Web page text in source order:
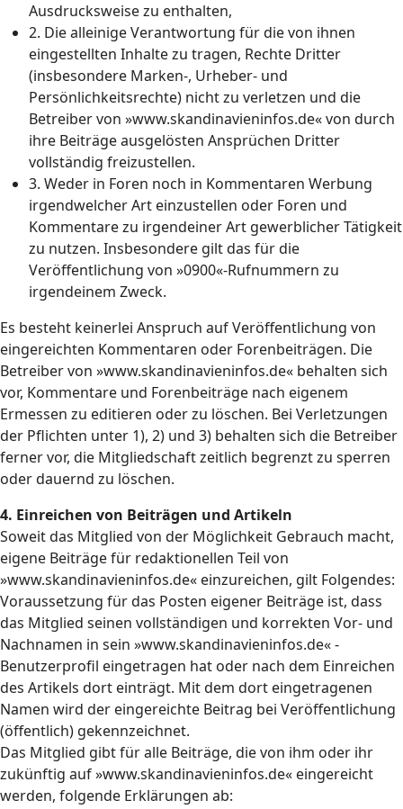
Ausdrucksweise zu enthalten,
2. Die alleinige Verantwortung für die von ihnen
eingestellten Inhalte zu tragen, Rechte Dritter
(insbesondere Marken-, Urheber- und
Persönlichkeitsrechte) nicht zu verletzen und die
Betreiber von »www.skandinavieninfos.de« von durch
ihre Beiträge ausgelösten Ansprüchen Dritter
vollständig freizustellen.
3. Weder in Foren noch in Kommentaren Werbung
irgendwelcher Art einzustellen oder Foren und
Kommentare zu irgendeiner Art gewerblicher Tätigkeit
zu nutzen. Insbesondere gilt das für die
Veröffentlichung von »0900«-Rufnummern zu
irgendeinem Zweck.
Es besteht keinerlei Anspruch auf Veröffentlichung von
eingereichten Kommentaren oder Forenbeiträgen. Die
Betreiber von »www.skandinavieninfos.de« behalten sich
vor, Kommentare und Forenbeiträge nach eigenem
Ermessen zu editieren oder zu löschen. Bei Verletzungen
der Pflichten unter 1), 2) und 3) behalten sich die Betreiber
ferner vor, die Mitgliedschaft zeitlich begrenzt zu sperren
oder dauernd zu löschen.
4. Einreichen von Beiträgen und Artikeln
Soweit das Mitglied von der Möglichkeit Gebrauch macht,
eigene Beiträge für redaktionellen Teil von
»www.skandinavieninfos.de« einzureichen, gilt Folgendes:
Voraussetzung für das Posten eigener Beiträge ist, dass
das Mitglied seinen vollständigen und korrekten Vor- und
Nachnamen in sein »www.skandinavieninfos.de« -
Benutzerprofil eingetragen hat oder nach dem Einreichen
des Artikels dort einträgt. Mit dem dort eingetragenen
Namen wird der eingereichte Beitrag bei Veröffentlichung
(öffentlich) gekennzeichnet.
Das Mitglied gibt für alle Beiträge, die von ihm oder ihr
zukünftig auf »www.skandinavieninfos.de« eingereicht
werden, folgende Erklärungen ab: